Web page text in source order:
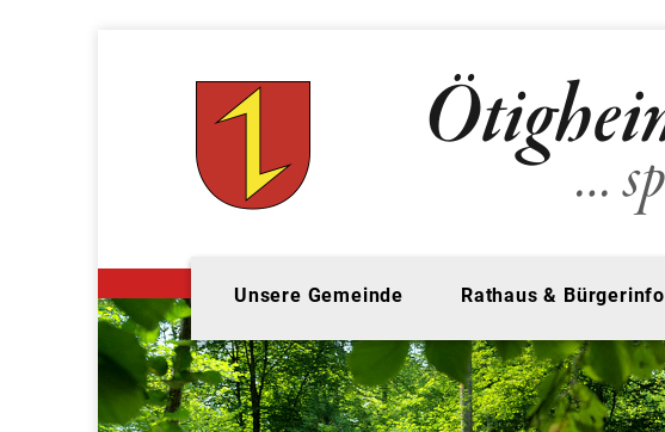
Unsere Gemeinde Rathaus & Bürgerinfo